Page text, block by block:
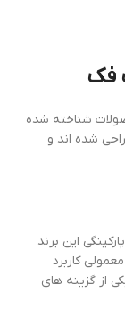
فک
شناخته شده
شده اند و
این برند
کاربرد
از گزینه های